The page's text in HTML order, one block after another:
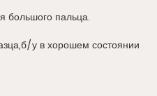
большого пальца.
у в хорошем состоянии